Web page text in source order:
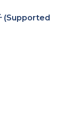
(Supported